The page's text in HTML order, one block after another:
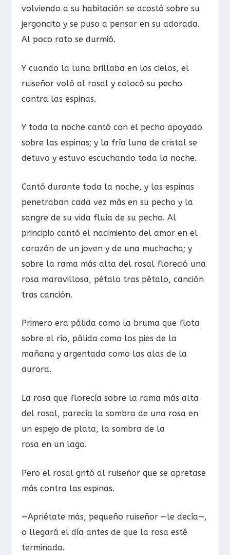
volviendo a su habitación se acostó sobre su
jergoncito y se puso a pensar en su adorada.
Al poco rato se durmió.
Y cuando la luna brillaba en los cielos, el
ruiseñor voló al rosal y colocó su pecho
contra las espinas.
Y toda la noche cantó con el pecho apoyado
sobre las espinas; y la fría luna de cristal se
detuvo y estuvo escuchando toda la noche.
Cantó durante toda la noche, y las espinas
penetraban cada vez más en su pecho y la
sangre de su vida fluía de su pecho. Al
principio cantó el nacimiento del amor en el
corazón de un joven y de una muchacha; y
sobre la rama más alta del rosal floreció una
rosa maravillosa, pétalo tras pétalo, canción
tras canción.
Primero era pálida como la bruma que flota
sobre el río, pálida como los pies de la
mañana y argentada como las alas de la
aurora.
La rosa que florecía sobre la rama más alta
del rosal, parecía la sombra de una rosa en
un espejo de plata, la sombra de la
rosa en un lago.
Pero el rosal gritó al ruiseñor que se apretase
más contra las espinas.
—Apriétate más, pequeño ruiseñor —le decía—,
o llegará el día antes de que la rosa esté
terminada.